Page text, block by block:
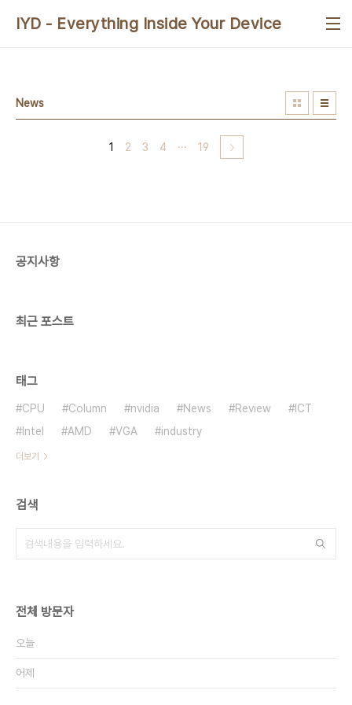
IYD - Everything Inside Your Device
News
1 2 3 4 ··· 19
공지사항
최근 포스트
태그
CPU Column nvidia News Review
ICT
Intel
AMD VGA industry
더보기
검색
전체 방문자
오늘
어제